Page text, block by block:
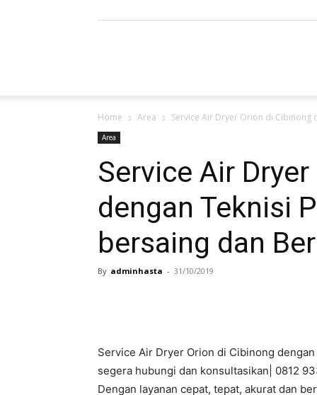
Air
Dryer
PT.
Home Area Service Air Dryer Orion di Cibinong
Area
Service Air
dengan Teknisi
bersaing dan
By adminhasta - 31/10/2019
Service Air Dryer Orion di Cibinong
segera hubungi dan konsultasikan| 0812
Dengan layanan cepat, tepat, akurat dan